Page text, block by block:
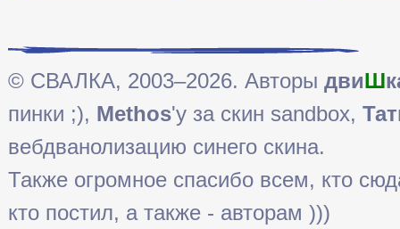
© СВАЛКА, 2003–2026. Авторы двиШ
пинки ;), Methos'у за скин sandbox,
вебдванолизацию синего скина.
Также огромное спасибо всем, кто
кто постил, а также - авторам )))